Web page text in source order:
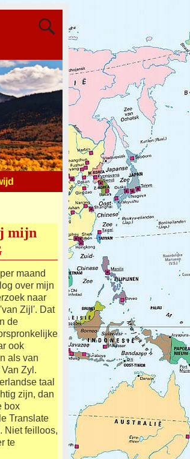
mijn
maand
over mijn
naar
Zijl'. Dat
de
ook
als van
Zyl.
taal
zijn, dan
box
Translate
Niet feilloos,
te